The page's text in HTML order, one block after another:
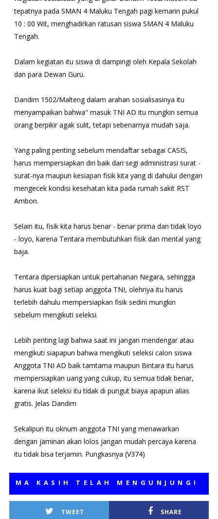
tepatnya pada SMAN 4 Maluku Tengah pagi kemarin pukul
10 : 00 Wit, menghadirkan ratusan siswa SMAN 4 Maluku
Tengah.
Dalam kegiatan itu siswa di dampingi oleh Kepala Sekolah
dan para Dewan Guru.
Dandim 1502/Malteng dalam arahan sosialisasinya itu
menyampaikan bahwa" masuk TNI AD itu mungkin semua
orang berpikir agak sulit, tetapi sebenarnya mudah saja.
Yang paling penting sebelum mendaftar sebagai CASIS,
harus mempersiapkan diri baik dari segi administrasi surat -
surat-nya maupun kesiapan fisik kita yang di dahului dengan
mengecek kondisi kesehatan kita pada rumah sakit RST
Ambon.
Selain itu, fisik kita harus benar - benar prima dan tidak loyo
- loyo, karena Tentara membutuhkan fisik dan mental yang
baja.
Tentara dipersiapkan untuk pertahanan Negara, sehingga
harus kuat bagi setiap anggota TNI, olehnya itu harus
terlebih dahulu mempersiapkan fisik sedini mungkin
sebelum mengikuti seleksi.
Lebih penting lagi bahwa saat ini jangan mendengar atau
mengikuti siapapun bahwa mengikuti seleksi calon siswa
Anggota TNI AD baik tamtama maupun Bintara itu harus
mempersiapkan uang yang cukup, itu semua tidak benar,
karena ikut seleksi itu tidak di pungut biaya apapun alias
gratis. Jelas Dandim
Sekalipun itu oknum anggota TNI yang menawarkan
dengan jaminan akan lolos jangan mudah percaya karena
itu tidak bisa terjamin. Pungkasnya (V374)
KASIH TELAH MENGUNJUNGI
TWEET SHARE